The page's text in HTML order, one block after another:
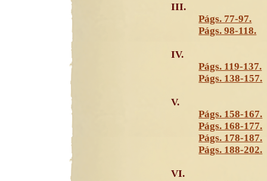
III.
Págs. 77-97.
Págs. 98-118.
IV.
Págs. 119-137.
Págs. 138-157.
V.
Págs. 158-167.
Págs. 168-177.
Págs. 178-187.
Págs. 188-202.
VI.